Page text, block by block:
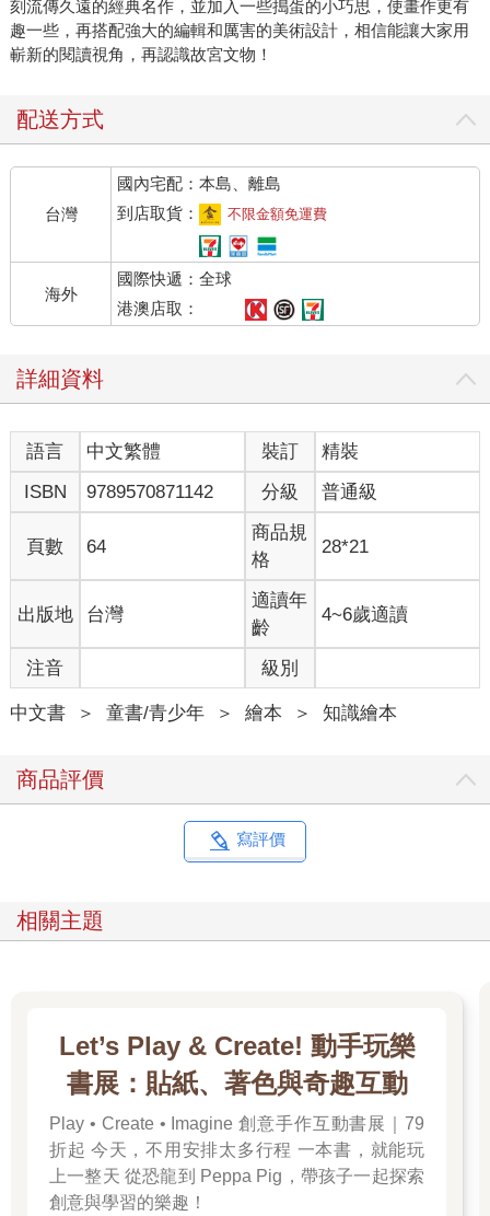
刻流傳久遠的經典名作，並加入一些搗蛋的小巧思，使畫作更有
趣一些，再搭配強大的編輯和厲害的美術設計，相信能讓大家用
嶄新的閱讀視角，再認識故宮文物！
配送方式
台灣
國內宅配：本島、離島
到店取貨：
不限金額免運費
海外
國際快遞：全球
港澳店取：
詳細資料
語言 中文繁體 裝訂
精裝
ISBN
9789570871142 分級 普通級
頁數 64
商品規
格
28*21
出版地 台灣
適讀年
齡
4~6歲適讀
注音 級別
中文書 ＞ 童書/青少年 ＞ 繪本 ＞ 知識繪本
商品評價
寫評價
相關主題
Let’s Play & Create! 動手玩樂
書展：貼紙、著色與奇趣互動
Play • Create • Imagine 創意手作互動書展｜79
折起 今天，不用安排太多行程 一本書，就能玩
上一整天 從恐龍到 Peppa Pig，帶孩子一起探索
創意與學習的樂趣！